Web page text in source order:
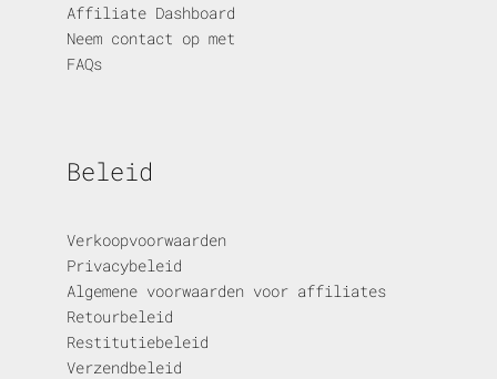
Affiliate Dashboard
Neem contact op met
FAQs
Beleid
Verkoopvoorwaarden
Privacybeleid
Algemene voorwaarden voor affiliates
Retourbeleid
Restitutiebeleid
Verzendbeleid